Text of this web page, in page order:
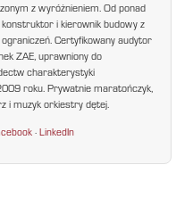
z wyróżnieniem. Od ponad
i kierownik budowy z
Certyfikowany audytor
ZAE, uprawniony do
charakterystyki
roku. Prywatnie maratończyk,
i muzyk orkiestry dętej.
·LinkedIn